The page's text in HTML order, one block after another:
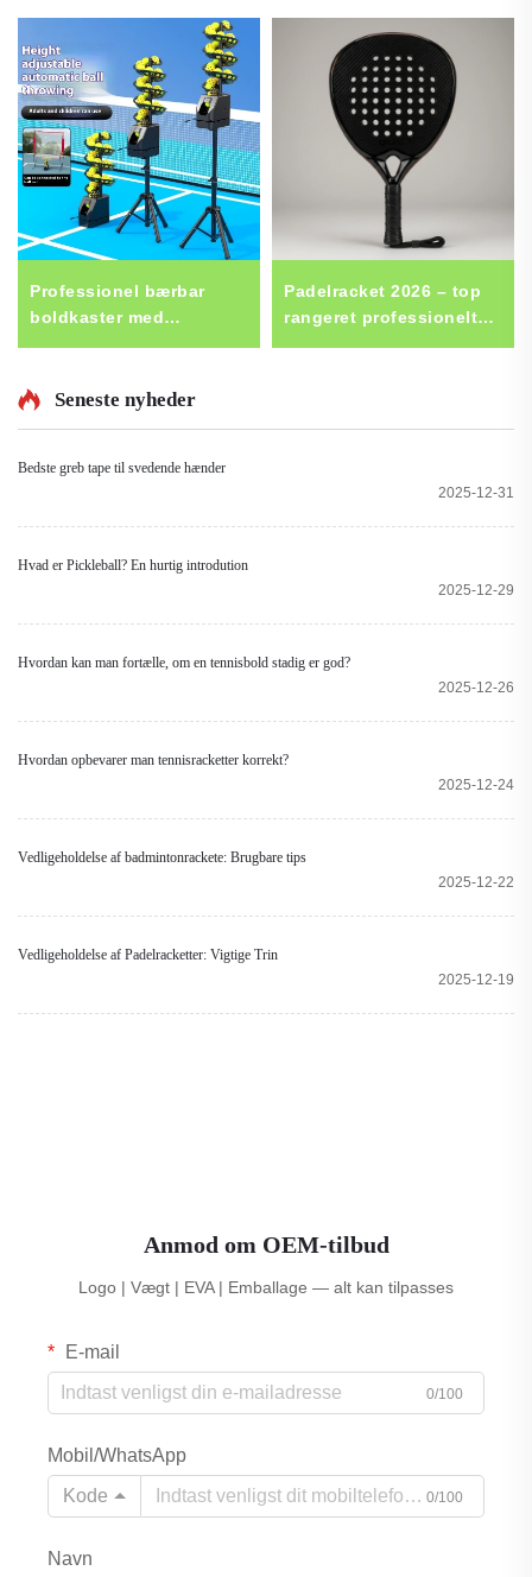
Professionel bærbar
boldkaster med
tennis træningsudstyr i
Padelracket 2026 – top
rangeret professionelt
Seneste nyheder
Bedste greb tape til svedende hænder
2025-12-31
Hvad er Pickleball? En hurtig introdution
2025-12-29
Hvordan kan man fortælle, om en tennisbold stadig er god?
2025-12-26
Hvordan opbevarer man tennisracketter korrekt?
2025-12-24
Vedligeholdelse af badmintonrackete: Brugbare tips
2025-12-22
Vedligeholdelse af Padelracketter: Vigtige Trin
2025-12-19
Anmod om OEM-tilbud
Logo | Vægt | EVA | Emballage — alt kan tilpasses
E-mail
0/100
Mobil/WhatsApp
Kode
0/100
Navn